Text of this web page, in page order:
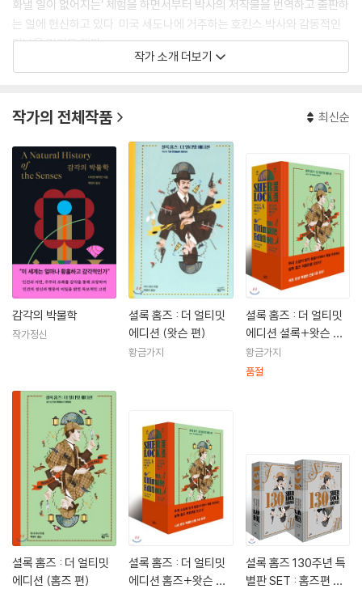
화낼 일이 없어지는’ 체험을 하면서부터 박사의 저작물을 번역하고 출판하
는 일에 헌신하고 있다. 미국 세도나에 거주하는 호킨스 박사와 감동적인
만남을 갖기도 했다.
작가 소개 더보기
작가의 전체작품 최신순
감각의 박물학
작가정신
셜록 홈즈 : 더 얼티밋
에디션 (왓슨 편)
황금가지
셜록 홈즈 : 더 얼티밋
에디션 셜록+왓슨 편
세트
황금가지
품절
셜록 홈즈 : 더 얼티밋
에디션 (홈즈 편)
셜록 홈즈 : 더 얼티밋
에디션 홈즈+왓슨 편
셜록 홈즈 130주년 특
별판 SET : 홈즈편 +